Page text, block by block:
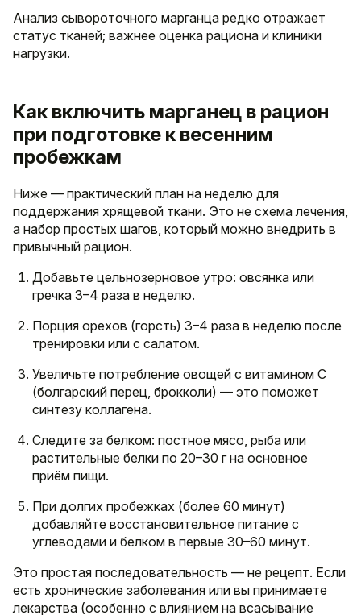
Анализ сывороточного марганца редко отражает
статус тканей; важнее оценка рациона и клиники
нагрузки.
Как включить марганец в рацион
при подготовке к весенним
пробежкам
Ниже — практический план на неделю для
поддержания хрящевой ткани. Это не схема лечения,
а набор простых шагов, который можно внедрить в
привычный рацион.
Добавьте цельнозерновое утро: овсянка или
гречка 3–4 раза в неделю.
Порция орехов (горсть) 3–4 раза в неделю после
тренировки или с салатом.
Увеличьте потребление овощей с витамином C
(болгарский перец, брокколи) — это поможет
синтезу коллагена.
Следите за белком: постное мясо, рыба или
растительные белки по 20–30 г на основное
приём пищи.
При долгих пробежках (более 60 минут)
добавляйте восстановительное питание с
углеводами и белком в первые 30–60 минут.
Это простая последовательность — не рецепт. Если
есть хронические заболевания или вы принимаете
лекарства (особенно с влиянием на всасывание